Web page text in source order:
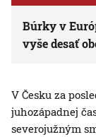
Búrky v
vyše desať
V Česku za
juhozápadnej
severojužným